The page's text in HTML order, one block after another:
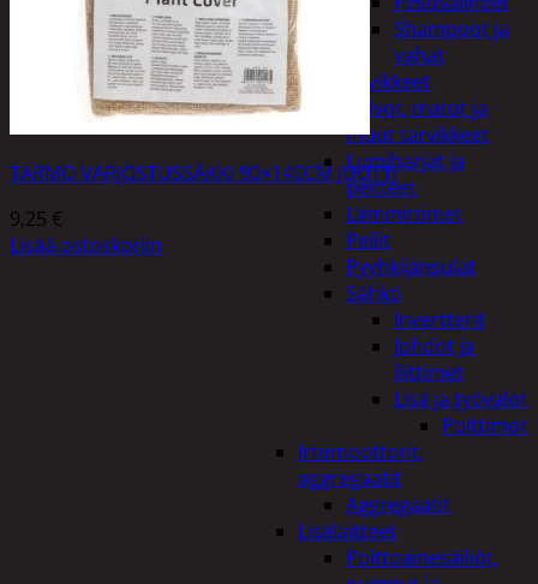
Shampoot ja
vahat
Autotarvikkeet
Kalvot, matot ja
muut tarvikkeet
Lumiharjat ja
peitteet
Lämmittimet
Peilit
Pyyhkijänsulat
Sähkö
Invertterit
Johdot ja
liittimet
Lisä ja työvalot
Polttimot
Irtomoottorit,
aggregaatit
Aggregaatit
Lisälaitteet
Polttoainesäiliöt,
TARMO VARJOSTUSSÄKKI 90×140CM JUUTTI
9,25 €
Lisää ostoskoriin